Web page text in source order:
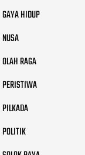
GAYA HIDUP
NUSA
OLAH RAGA
PERISTIWA
PILKADA
POLITIK